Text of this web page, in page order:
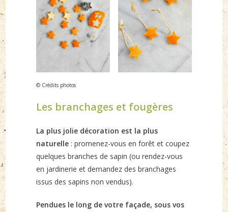
© Crédits photos
Les branchages et fougères
La plus jolie décoration est la plus
naturelle : promenez-vous en forêt et coupez
quelques branches de sapin (ou rendez-vous
en jardinerie et demandez des branchages
issus des sapins non vendus).
Pendues le long de votre façade, sous vos